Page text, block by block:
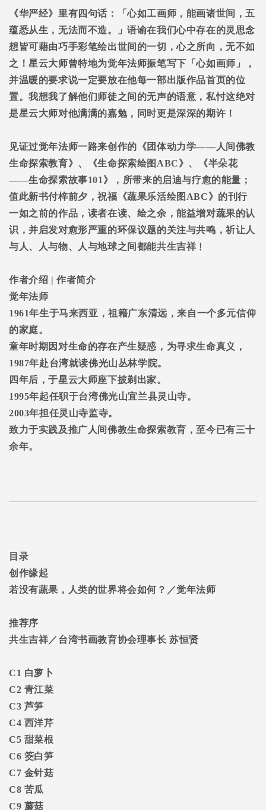
《华严经》里有四句话：「心如工画师，能画诸世间，五
蕴悉从生，无法而不造。」语谕在我们心中存在的灵思念
想皆可藉由巧手彩笔绘出世间的一切，心之所向，无不如
之！星云大师曾特地为觉年法师振笔写下「心如画师」，
并温暖的要求说一定要放在他每一部出版作品首页的位
置。我想我了解他们师徒之间的无声的语意，私忖这绝对
是星云大师对他满满的嘉勉，同时更是深深的期许！
见证过觉年法师一路来创作的《团体动力学―― 人间佛教
生命探索教育》、《生命探索绘图 ABC》、《半朵花
――生命探索故事101 》，所带来的启迪与疗愈的能量；
值此新书付梓前夕，祝福《蔬果乐活绘图 ABC》的刊行
一如之前的作品，读者在读、绘之余，能益增对蔬果的认
识，并启发对愈形严重的环保议题的关注与共鸣，祈让人
与人、人与物、人与地球之间都能共生吉祥﹗
作者介绍 |作者简介
觉年法师
1961年生于马来西亚，祖籍广东清远，来自一个多元信仰
的家庭。
童年时期因对生命的存在产生疑惑，为寻求生命真义，
1987年赴台湾就读佛光山丛林学院。
四年后，于星云大师座下披剃出家。
1995年起任职于台湾佛光山宜兰县灵山寺。
2003年担任灵山寺监寺。
致力于实践及推广人间佛教生命探索教育，至今已有三十
余年。
目录
创作缘起
若没有蔬果，人类的世界将会如何？／觉年法师
推荐序
共生吉祥／台湾书画教育协会理事长 苏恒贤
C1 白萝卜
C2 青江菜
C3 芦笋
C4 西洋芹
C5 甜菜根
C6 筊白笋
C7 金针菇
C8 苦瓜
C9 蘑菇